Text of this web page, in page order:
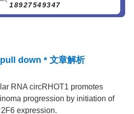
18927549347
down * 文章解析
RNA circRHOT1 promotes
progression by initiation of
expression.